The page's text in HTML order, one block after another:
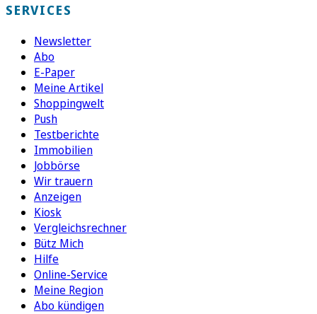
SERVICES
Newsletter
Abo
E-Paper
Meine Artikel
Shoppingwelt
Push
Testberichte
Immobilien
Jobbörse
Wir trauern
Anzeigen
Kiosk
Vergleichsrechner
Bütz Mich
Hilfe
Online-Service
Meine Region
Abo kündigen